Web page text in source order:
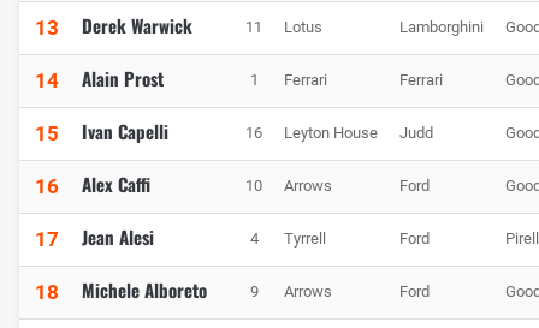
13 Derek Warwick 11 Lotus Lamborghini
14 Alain Prost 1 Ferrari Ferrari
15 Ivan Capelli 16 Leyton House Judd
16 Alex Caffi 10 Arrows Ford
17 Jean Alesi 4 Tyrrell Ford
18 Michele Alboreto 9 Arrows Ford